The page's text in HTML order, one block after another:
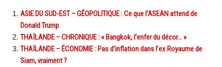
ASIE DU SUD-EST – GÉOPOLITIQUE : Ce que l’ASEAN attend de
Donald Trump
THAÏLANDE – CHRONIQUE : « Bangkok, l’enfer du décor… »
THAÏLANDE – ÉCONOMIE : Pas d’inflation dans l’ex Royaume de
Siam, vraiment ?